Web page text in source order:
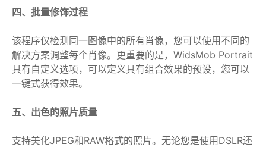
四、批量修饰过程
该程序仅检测同一图像中的所有肖像，您可以使用不同的
解决方案调整每个肖像。更重要的是，WidsMob Portrait
具有自定义选项，可以定义具有组合效果的预设，您可以
一键式获得效果。
五、出色的照片质量
支持美化JPEG和RAW格式的照片。无论您是使用DSLR还